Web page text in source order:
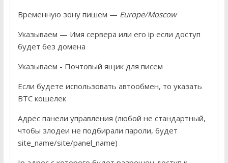
Временную зону пишем — Europe/Moscow
Указываем — Имя сервера или его ip если доступ
будет без домена
Указываем - Почтовый ящик для писем
Если будете использовать автообмен, то указать
BTC кошелек
Адрес панели управления (любой не стандартный,
чтобы злодеи не подбирали пароли, будет
site_name/site/panel_name)